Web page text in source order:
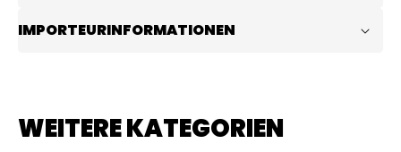
IMPORTEURINFORMATIONEN
WEITERE KATEGORIEN